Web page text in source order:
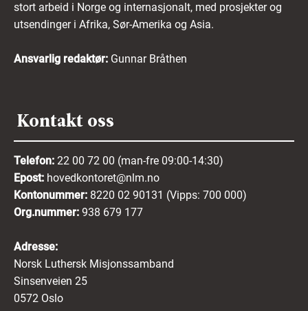
stort arbeid i Norge og internasjonalt, med prosjekter og
utsendinger i Afrika, Sør-Amerika og Asia.
Ansvarlig redaktør: Gunnar Bråthen
Kontakt oss
Telefon: 22 00 72 00 (man-fre 09:00-14:30)
Epost: hovedkontoret@nlm.no
Kontonummer: 8220 02 90131 (Vipps: 700 000)
Org.nummer: 938 679 177
Adresse:
Norsk Luthersk Misjonssamband
Sinsenveien 25
0572 Oslo